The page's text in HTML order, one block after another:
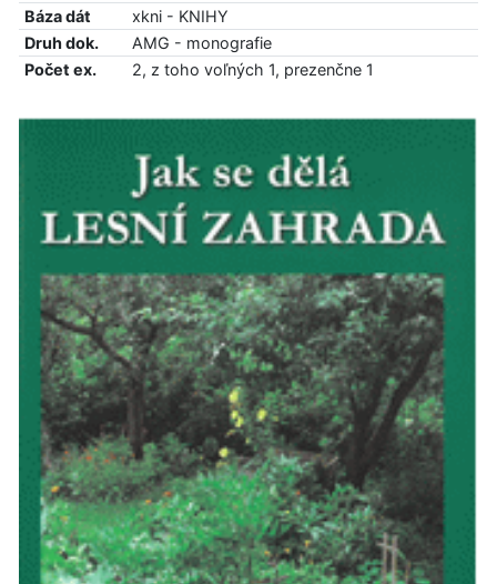
Báza dát
xkni - KNIHY
Druh dok.
AMG - monografie
Počet ex.
2, z toho voľných 1, prezenčne 1